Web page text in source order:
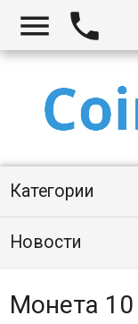
 
Категории
Новости
Монета 10